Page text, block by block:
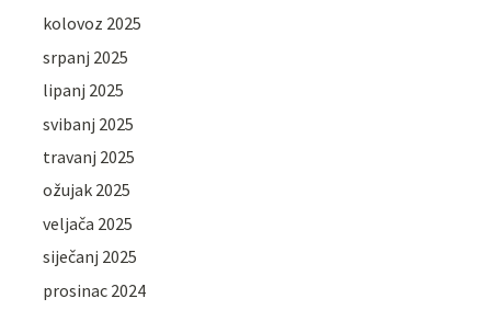
kolovoz 2025
srpanj 2025
lipanj 2025
svibanj 2025
travanj 2025
ožujak 2025
veljača 2025
siječanj 2025
prosinac 2024